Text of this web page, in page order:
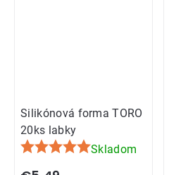
Silikónová forma TORO
20ks labky
Priemerné
hodnotenie
Skladom